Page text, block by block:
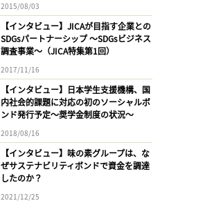
2015/08/03
【インタビュー】JICAが目指す企業との
SDGsパートナーシップ 〜SDGsビジネス
調査事業〜（JICA特集第1回）
2017/11/16
【インタビュー】日本学生支援機構、国
内社会的課題に対応の初のソーシャルボ
ンド発行予定〜奨学金制度の状況〜
2018/08/16
【インタビュー】味の素グループは、な
ぜサステナビリティボンドで資金を調達
したのか？
2021/12/25